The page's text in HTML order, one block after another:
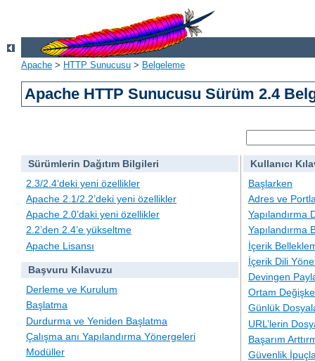
Apache > HTTP Sunucusu > Belgeleme
Apache HTTP Sunucusu Sürüm 2.4
Sürümlerin Dağıtım Bilgileri
2.3/2.4’deki yeni özellikler
Apache 2.1/2.2’deki yeni özellikler
Apache 2.0’daki yeni özellikler
2.2’den 2.4’e yükseltme
Apache Lisansı
Başvuru Kılavuzu
Derleme ve Kurulum
Başlatma
Durdurma ve Yeniden Başlatma
Çalışma anı Yapılandırma Yönergeleri
Modüller
Kullanıcı
Başlarken
Adres ve
Yapılandırma
Yapılandırma
İçerik
İçerik Dili
Devingen
Ortam
Günlük
URL’lerin
Başarım
Güvenlik